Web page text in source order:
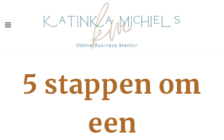
5 stappen om
een